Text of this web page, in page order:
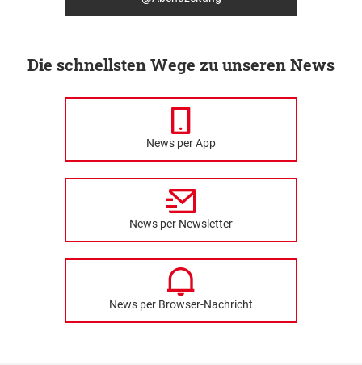
Die schnellsten Wege zu unseren News
News per App
News per Newsletter
News per Browser-Nachricht